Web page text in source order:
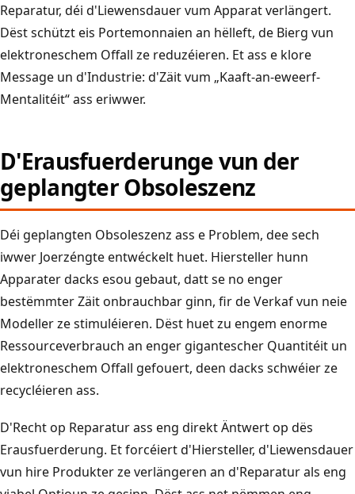
Reparatur, déi d'Liewensdauer vum Apparat verlängert.
Dëst schützt eis Portemonnaien an hëlleft, de Bierg vun
elektroneschem Offall ze reduzéieren. Et ass e klore
Message un d'Industrie: d'Zäit vum „Kaaft-an-eweerf-
Mentalitéit“ ass eriwwer.
D'Erausfuerderunge vun der
geplangter Obsoleszenz
Déi geplangten Obsoleszenz ass e Problem, dee sech
iwwer Joerzéngte entwéckelt huet. Hiersteller hunn
Apparater dacks esou gebaut, datt se no enger
bestëmmter Zäit onbrauchbar ginn, fir de Verkaf vun neie
Modeller ze stimuléieren. Dëst huet zu engem enorme
Ressourceverbrauch an enger gigantescher Quantitéit un
elektroneschem Offall gefouert, deen dacks schwéier ze
recycléieren ass.
D'Recht op Reparatur ass eng direkt Äntwert op dës
Erausfuerderung. Et forcéiert d'Hiersteller, d'Liewensdauer
vun hire Produkter ze verlängeren an d'Reparatur als eng